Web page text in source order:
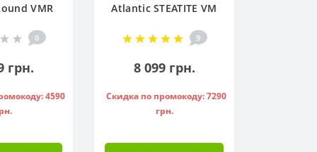
VMR
0
грн.
4590
Atlantic STEATITE VM
841209
9
8 099 грн.
Скидка по промокоду: 7290
грн.